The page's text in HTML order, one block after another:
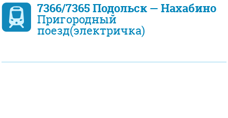
7366/7365 Подольск — Нахабино
Пригородный
поезд(электричка)